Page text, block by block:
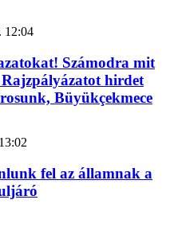
12:04
Számodra mit
hirdet
Büyükçekmece
fel az államnak a